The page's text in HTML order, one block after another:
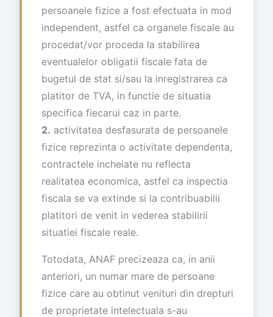
persoanele fizice a fost efectuata in mod
independent, astfel ca organele fiscale au
procedat/vor proceda la stabilirea
eventualelor obligatii fiscale fata de
bugetul de stat si/sau la inregistrarea ca
platitor de TVA, in functie de situatia
specifica fiecarui caz in parte.
2. activitatea desfasurata de persoanele
fizice reprezinta o activitate dependenta,
contractele incheiate nu reflecta
realitatea economica, astfel ca inspectia
fiscala se va extinde si la contribuabilii
platitori de venit in vederea stabilirii
situatiei fiscale reale.
Totodata, ANAF precizeaza ca, in anii
anteriori, un numar mare de persoane
fizice care au obtinut venituri din drepturi
de proprietate intelectuala s-au